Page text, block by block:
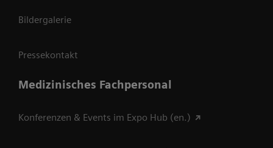
Bildergalerie
Pressekontakt
Medizinisches Fachpersonal
Konferenzen & Events im Expo Hub (en.)